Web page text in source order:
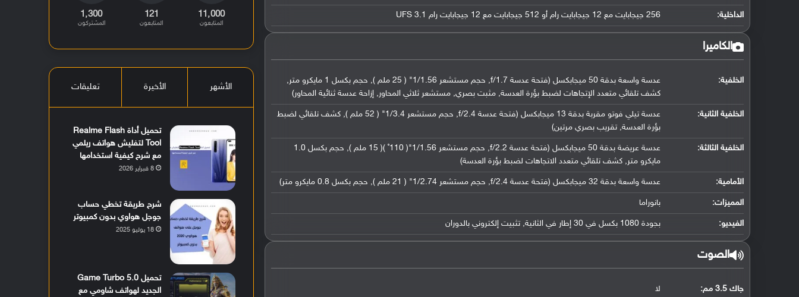
الداخلية: 256 جيجابايت مع 12 جيجابايت رام أو 512 جيجابايت مع 12 جيجابايت رام UFS 3.1
الكاميرا
الخلفية:
عدسة واسعة بدقة 50 ميجابكسل (فتحة عدسة f/1.7, حجم مستشعر 1/1.56" ( 25 ملم ), حجم بكسل 1 مايكرو متر,
كشف تلقائي متعدد الإتجاهات لضبط بؤرة العدسة, مثبت بصري, مستشعر ثلاثي المحاور, إزاحة عدسة ثنائية المحاور)
الخلفية الثانية:
عدسة تيلي فوتو مقربة بدقة 13 ميجابكسل (فتحة عدسة f/2.4, حجم مستشعر 1/3.4" ( 52 ملم ), كشف تلقائي لضبط
بؤرة العدسة, تقريب بصري مرتين)
الخلفية الثالثة:
عدسة عريضة بدقة 50 ميجابكسل (فتحة عدسة f/2.2, حجم مستشعر 1/1.56"( 110˚ )( 15 ملم ), حجم بكسل 1.0
مايكرو متر, كشف تلقائي متعدد الاتجاهات لضبط بؤرة العدسة)
الأمامية: عدسة واسعة بدقة 32 ميجابكسل (فتحة عدسة f/2.4, حجم مستشعر 1/2.74" ( 21 ملم ), حجم بكسل 0.8 مايكرو متر)
المميزات: بانوراما
الفيديو: بجودة 1080 بكسل في 30 إطار في الثانية, تثبيت إلكتروني بالدوران
الصوت
جاك 3.5 مم: لا
11٬000
المتابعون
121
المتابعون
1٬300
المشتركون
الأشهر الأخيرة تعليقات
تحميل أداة Realme Flash
Tool لتفليش هواتف ريلمي
مع شرح كيفية استخدامها
8 فبراير 2026
شرح طريقة تخطي حساب
جوجل هواوي بدون كمبيوتر
18 يوليو 2025
تحميل Game Turbo 5.0
الجديد لهواتف شاومي مع